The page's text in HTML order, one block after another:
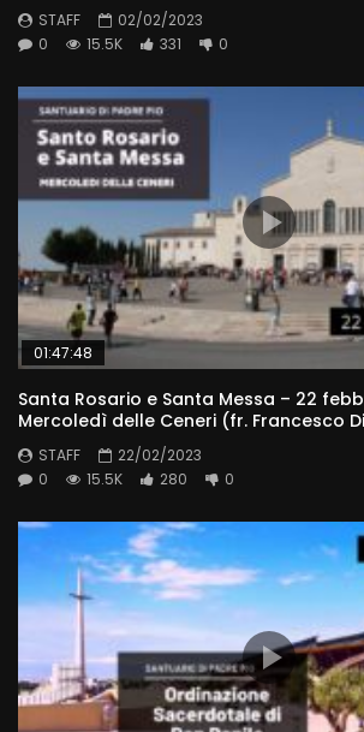
STAFF
02/02/2023
0
15.5K 331 0
01:47:48
Santa Rosario e Santa Messa – 22
Mercoledì delle Ceneri (fr. Francesco
STAFF
22/02/2023
0
15.5K 280 0